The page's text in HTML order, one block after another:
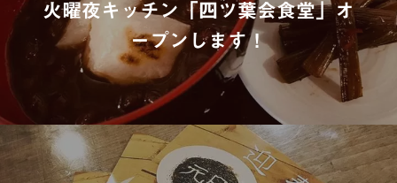
火曜夜キッチン「四ツ葉会食堂」オ
ープンします！